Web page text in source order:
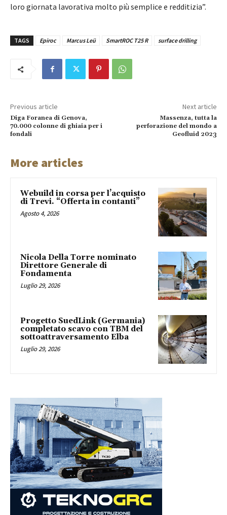
loro giornata lavorativa molto più semplice e redditizia”.
TAGS Epiroc Marcus Leü SmartROC T25 R surface drilling
Previous article
Diga Foranea di Genova,
70.000 colonne di ghiaia per i
fondali
Next article
Massenza, tutta la
perforazione del mondo a
Geofluid 2023
More articles
Webuild in corsa per l’acquisto
di Trevi. “Offerta in contanti”
Agosto 4, 2026
Nicola Della Torre nominato
Direttore Generale di
Fondamenta
Luglio 29, 2026
Progetto SuedLink (Germania)
completato scavo con TBM del
sottoattraversamento Elba
Luglio 29, 2026